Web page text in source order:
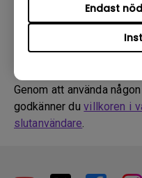
Endast
Ladda ner
Genom att använda
godkänner duvillkoren i
slutanvändare.